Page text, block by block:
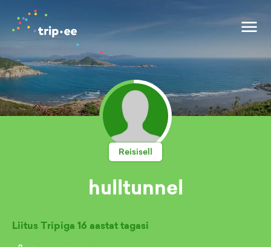
Reisisell
hulltunnel
Liitus Tripiga 16 aastat tagasi